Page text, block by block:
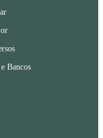
Bancos